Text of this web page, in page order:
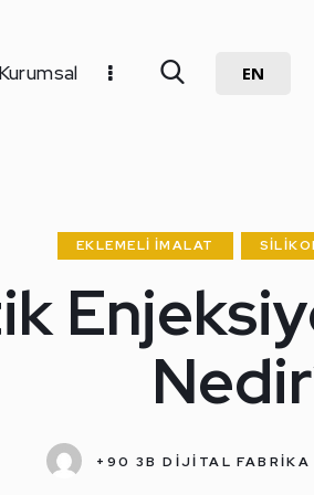
EN
EKLEMELI İMALAT
+90 3B DİJİTAL FABRİKA